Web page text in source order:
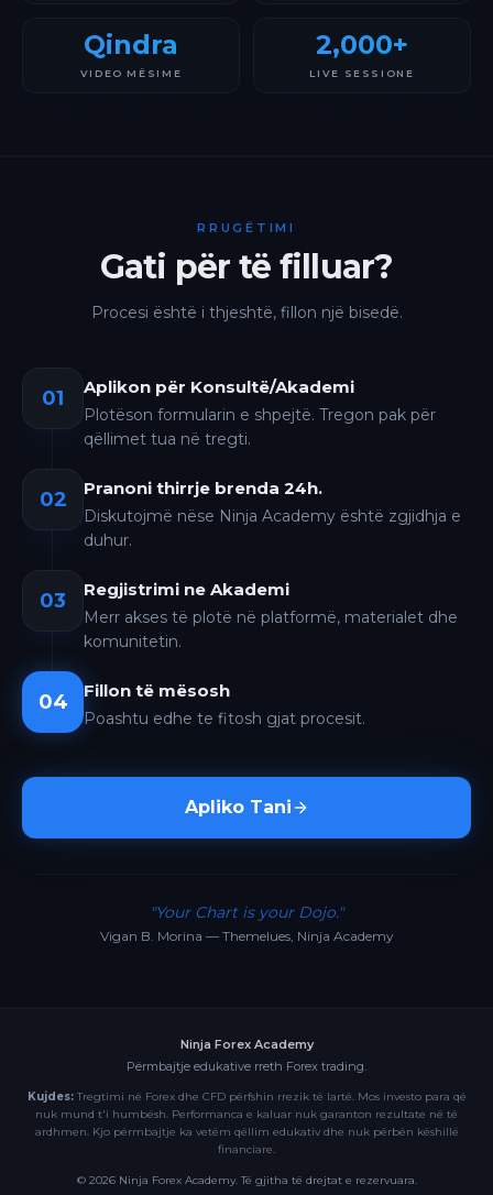
Qindra
VIDEO MËSIME
2,000+
LIVE SESSIONE
RRUGËTIMI
Gati për të filluar?
Procesi është i thjeshtë, fillon një bisedë.
01 Aplikon për Konsultë/Akademi
Plotëson formularin e shpejtë. Tregon pak për
qëllimet tua në tregti.
02 Pranoni thirrje brenda 24h.
Diskutojmë nëse Ninja Academy është zgjidhja e
duhur.
03 Regjistrimi ne Akademi
Merr akses të plotë në platformë, materialet dhe
komunitetin.
04 Fillon të mësosh
Poashtu edhe te fitosh gjat procesit.
Apliko Tani
"Your Chart is your Dojo."
Vigan B. Morina — Themelues, Ninja Academy
Ninja Forex Academy
Përmbajtje edukative rreth Forex trading.
Kujdes:Tregtimi në Forex dhe CFD përfshin rrezik të lartë. Mos investo para që
nuk mund t'i humbësh. Performanca e kaluar nuk garanton rezultate në të
ardhmen. Kjo përmbajtje ka vetëm qëllim edukativ dhe nuk përbën këshillë
financiare.
© 2026Ninja Forex Academy. Të gjitha të drejtat e rezervuara.